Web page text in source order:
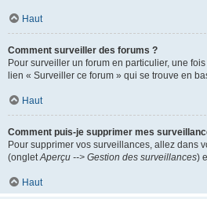
Haut
Comment surveiller des forums ?
Pour surveiller un forum en particulier, une
lien « Surveiller ce forum » qui se trouve en
Haut
Comment puis-je supprimer mes
Pour supprimer vos surveillances, allez dans
(ongletAperçu --> Gestion des surveillances)
Haut